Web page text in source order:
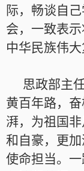
际，畅谈自
会，一致表
中华民族伟
思政部主
黄百年路，
湃，为祖国
和自豪，更
使命担当。